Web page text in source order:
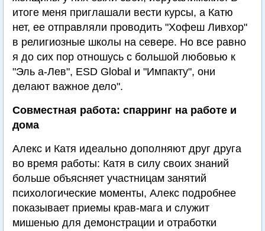
итоге меня приглашали вести курсы, а Катю
нет, ее отправляли проводить "Хофеш Ливхор"
в религиозные школы на севере. Но все равно
я до сих пор отношусь с большой любовью к
"Эль а-Лев", ESD Global и "Импакту", они
делают важное дело".
Совместная работа: спарринг на работе и
дома
Алекс и Катя идеально дополняют друг друга
во время работы: Катя в силу своих знаний
больше объясняет участницам занятий
психологические моменты, Алекс подробнее
показывает приемы крав-мага и служит
мишенью для демонстрации и отработки